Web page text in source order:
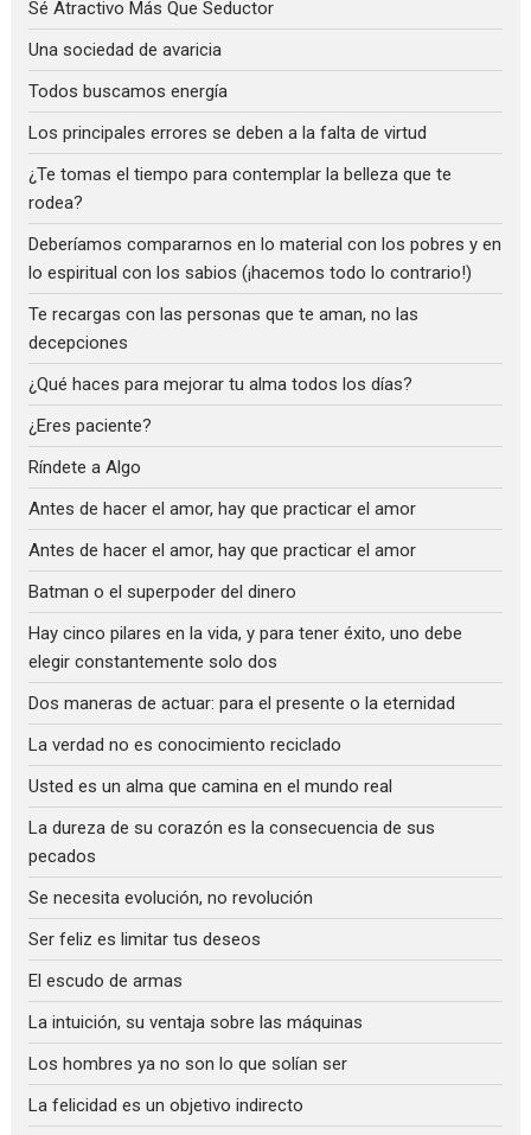
Sé Atractivo Más Que Seductor
Una sociedad de avaricia
Todos buscamos energía
Los principales errores se deben a la falta de virtud
¿Te tomas el tiempo para contemplar la belleza que te
rodea?
Deberíamos compararnos en lo material con los pobres y en
lo espiritual con los sabios (¡hacemos todo lo contrario!)
Te recargas con las personas que te aman, no las
decepciones
¿Qué haces para mejorar tu alma todos los días?
¿Eres paciente?
Ríndete a Algo
Antes de hacer el amor, hay que practicar el amor
Antes de hacer el amor, hay que practicar el amor
Batman o el superpoder del dinero
Hay cinco pilares en la vida, y para tener éxito, uno debe
elegir constantemente solo dos
Dos maneras de actuar: para el presente o la eternidad
La verdad no es conocimiento reciclado
Usted es un alma que camina en el mundo real
La dureza de su corazón es la consecuencia de sus
pecados
Se necesita evolución, no revolución
Ser feliz es limitar tus deseos
El escudo de armas
La intuición, su ventaja sobre las máquinas
Los hombres ya no son lo que solían ser
La felicidad es un objetivo indirecto